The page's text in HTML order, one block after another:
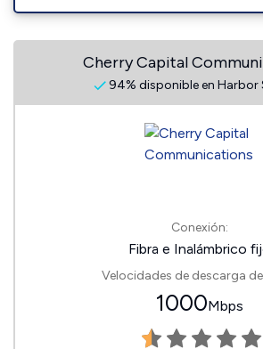
Cherry Capital
94% disponible en Harbor
Conexión:
Fibra e Inalámbrico
Velocidades de descarga
1000Mbps